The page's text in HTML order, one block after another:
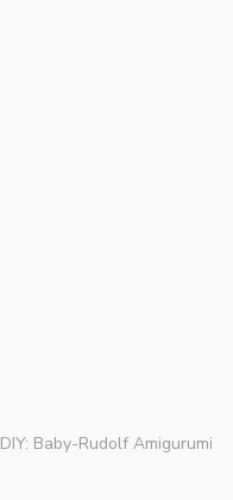
DIY: Baby-Rudolf Amigurumi